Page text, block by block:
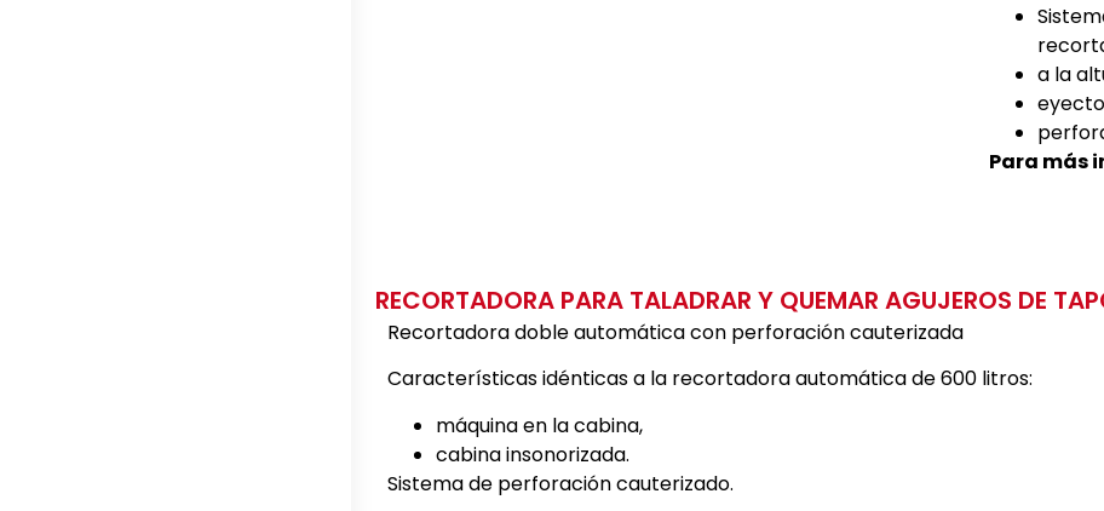
a la
Para más
RECORTADORA PARA TALADRAR Y QUEMAR AGUJEROS DE
Recortadora doble automática con perforación cauterizada
Características idénticas a la recortadora automática de 600 litros:
máquina en la cabina,
cabina insonorizada.
Sistema de perforación cauterizado.